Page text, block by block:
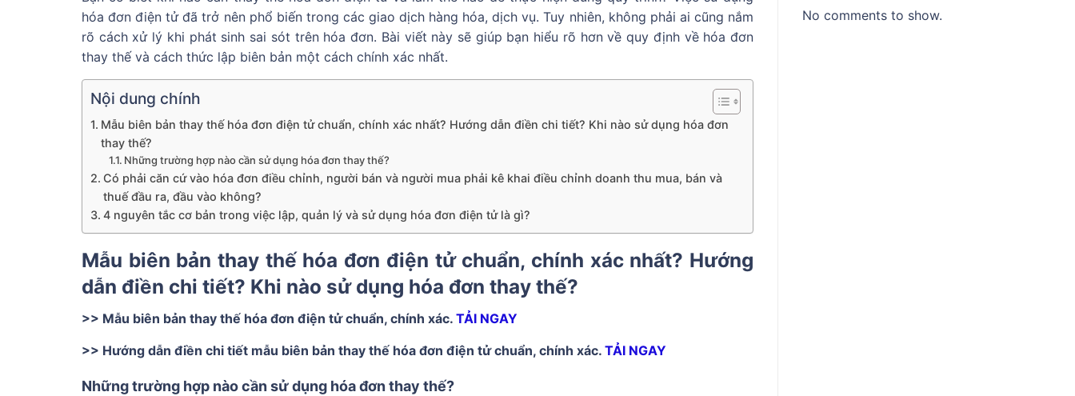
hóa đơn điện tử đã trở nên phổ biến trong các giao dịch hàng hóa, dịch vụ. Tuy nhiên, không phải ai cũng nắm
rõ cách xử lý khi phát sinh sai sót trên hóa đơn. Bài viết này sẽ giúp bạn hiểu rõ hơn về quy định về hóa đơn
thay thế và cách thức lập biên bản một cách chính xác nhất.
Nội dung chính
Mẫu biên bản thay thế hóa đơn điện tử chuẩn, chính xác nhất? Hướng dẫn điền chi tiết? Khi nào sử dụng hóa đơn
thay thế?
Những trường hợp nào cần sử dụng hóa đơn thay thế?
Có phải căn cứ vào hóa đơn điều chỉnh, người bán và người mua phải kê khai điều chỉnh doanh thu mua, bán và
thuế đầu ra, đầu vào không?
4 nguyên tắc cơ bản trong việc lập, quản lý và sử dụng hóa đơn điện tử là gì?
Mẫu biên bản thay thế hóa đơn điện tử chuẩn, chính xác nhất? Hướng
dẫn điền chi tiết? Khi nào sử dụng hóa đơn thay thế?
>> Mẫu biên bản thay thế hóa đơn điện tử chuẩn, chính xác. TẢI NGAY
>> Hướng dẫn điền chi tiết mẫu biên bản thay thế hóa đơn điện tử chuẩn, chính xác. TẢI NGAY
Những trường hợp nào cần sử dụng hóa đơn thay thế?
No comments to show.